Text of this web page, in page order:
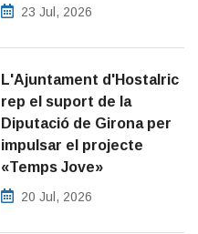
23 Jul, 2026
L'Ajuntament d'Hostalric
rep el suport de la
Diputació de Girona per
impulsar el projecte
«Temps Jove»
20 Jul, 2026